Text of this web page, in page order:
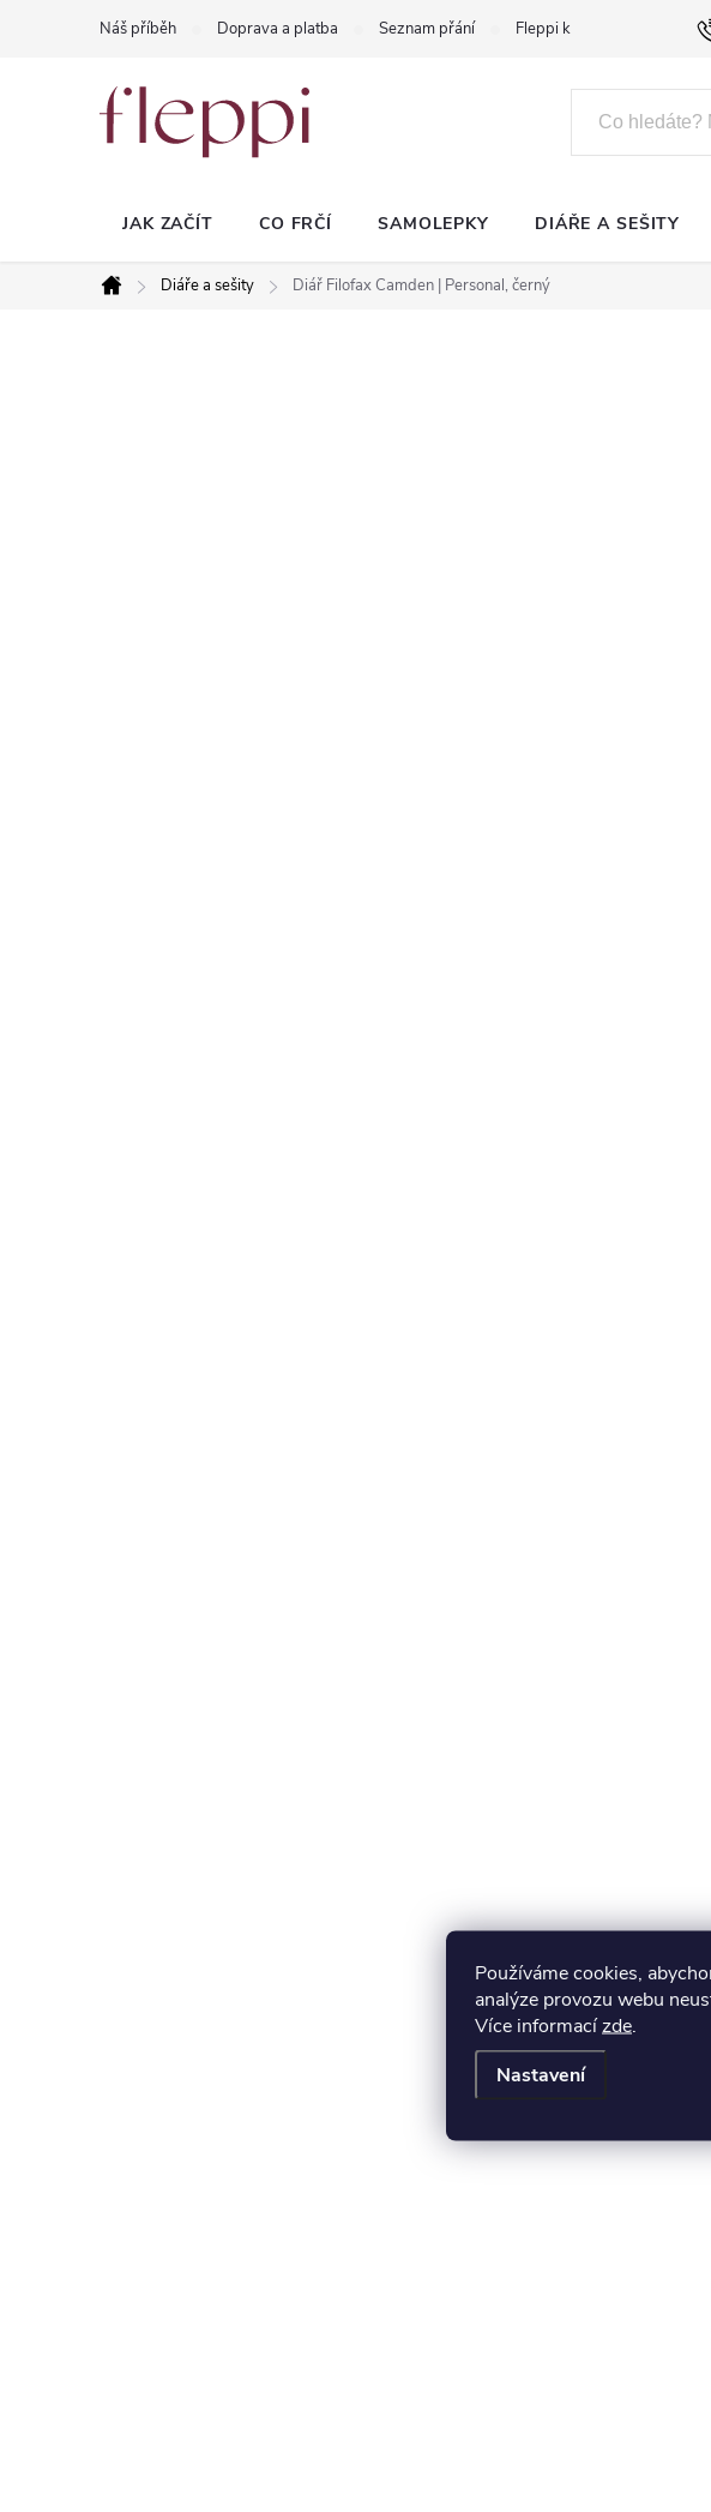
Používáme cookies,
analýze provozu webu
Více informacízde.
Nastavení
Náš příběh Doprava a platba Seznam přání Fleppi klub
JAK ZAČÍT CO FRČÍ SAMOLEPKY DIÁŘE A SEŠITY
Domů
Diáře a sešity Diář Filofax Camden | Personal, černý